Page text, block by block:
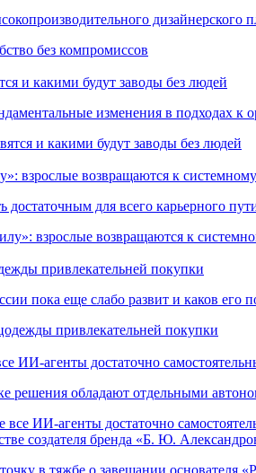
дизайнерского
и какими будут заводы без людей
изменения в подходах к
взрослые возвращаются к
достаточным для всего карьерного
привлекательней покупки
пока еще слабо развит и каков его
ИИ-агенты достаточно
решения обладают отдельными
создателя бренда «Б. Ю.
в тяжбе о завещании основателя